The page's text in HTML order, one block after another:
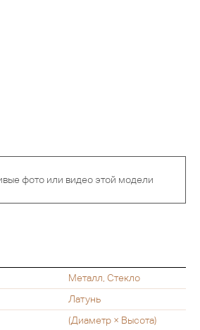
фото или видео этой модели
Металл, Стекло
Латунь
(Диаметр × Высота)